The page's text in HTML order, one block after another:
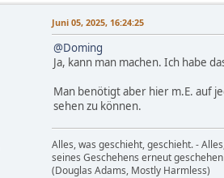
Juni 05, 2025, 16:24:25
@Doming
Ja, kann man machen. Ich habe
Man benötigt aber hier m.E. auf
sehen zu können.
Alles, was geschieht, geschieht. -
seines Geschehens erneut
(Douglas Adams, Mostly Harmless)